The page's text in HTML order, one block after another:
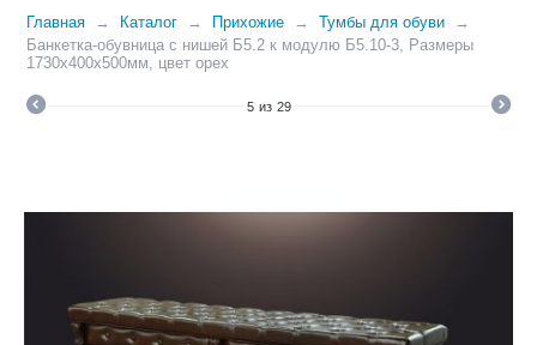
Главная Каталог Прихожие
Тумбы для обуви
Банкетка-обувница с нишей Б5.2 к модулю Б5.10-3, Размеры
1730х400х500мм, цвет орех
5 из 29